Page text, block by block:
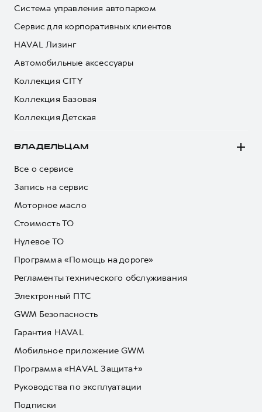
Система управления автопарком
Сервис для корпоративных клиентов
HAVAL Лизинг
Автомобильные аксессуары
Коллекция CITY
Коллекция Базовая
Коллекция Детская
ВЛАДЕЛЬЦАМ
Все о сервисе
Запись на сервис
Моторное масло
Стоимость ТО
Нулевое ТО
Программа «Помощь на дороге»
Регламенты технического обслуживания
Электронный ПТС
GWM Безопасность
Гарантия HAVAL
Мобильное приложение GWM
Программа «HAVAL Защита+»
Руководства по эксплуатации
Подписки